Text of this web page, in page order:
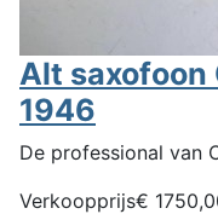
Alt saxofoon
1946
De professional van
Verkoopprijs€